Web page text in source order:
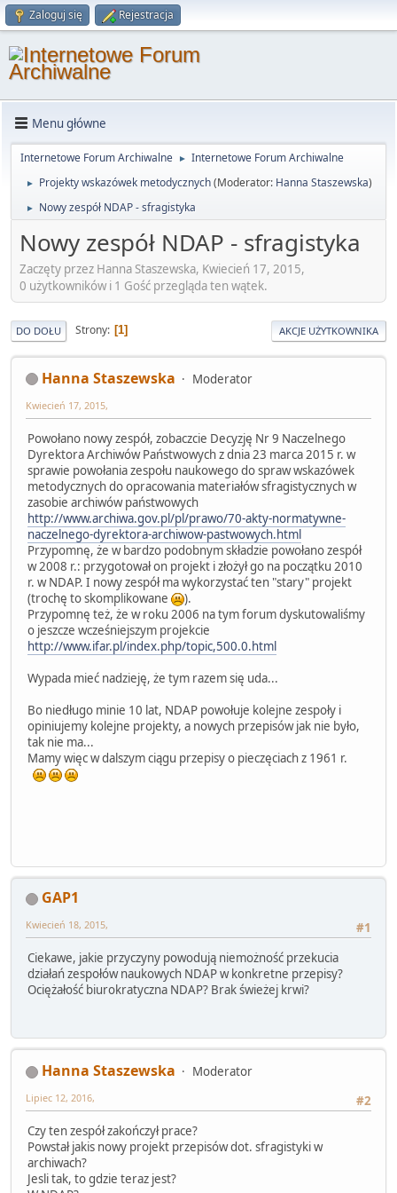
Zaloguj się Rejestracja
Menu główne
Internetowe Forum Archiwalne ► Internetowe Forum Archiwalne
► Projekty wskazówek metodycznych(Moderator: Hanna Staszewska)
► Nowy zespół NDAP - sfragistyka
Nowy zespół NDAP - sfragistyka
Zaczęty przez Hanna Staszewska, Kwiecień 17, 2015,
0 użytkowników i 1 Gość przegląda ten wątek.
DO DOŁU Strony 1 AKCJE UŻYTKOWNIKA
Hanna Staszewska Moderator
Kwiecień 17, 2015,
Powołano nowy zespół, zobaczcie Decyzję Nr 9 Naczelnego
Dyrektora Archiwów Państwowych z dnia 23 marca 2015 r. w
sprawie powołania zespołu naukowego do spraw wskazówek
metodycznych do opracowania materiałów sfragistycznych w
zasobie archiwów państwowych
http://www.archiwa.gov.pl/pl/prawo/70-akty-normatywne-
naczelnego-dyrektora-archiwow-pastwowych.html
Przypomnę, że w bardzo podobnym składzie powołano zespół
w 2008 r.: przygotował on projekt i złożył go na początku 2010
r. w NDAP. I nowy zespół ma wykorzystać ten "stary" projekt
(trochę to skomplikowane
).
Przypomnę też, że w roku 2006 na tym forum dyskutowaliśmy
o jeszcze wcześniejszym projekcie
http://www.ifar.pl/index.php/topic,500.0.html
Wypada mieć nadzieję, że tym razem się uda...
Bo niedługo minie 10 lat, NDAP powołuje kolejne zespoły i
opiniujemy kolejne projekty, a nowych przepisów jak nie było,
tak nie ma...
Mamy więc w dalszym ciągu przepisy o pieczęciach z 1961 r.
GAP1
#1
Kwiecień 18, 2015,
Ciekawe, jakie przyczyny powodują niemożność przekucia
działań zespołów naukowych NDAP w konkretne przepisy?
Ociężałość biurokratyczna NDAP? Brak świeżej krwi?
Hanna Staszewska
Moderator
#2
Lipiec 12, 2016,
Czy ten zespół zakończył prace?
Powstał jakis nowy projekt przepisów dot. sfragistyki w
archiwach?
Jesli tak, to gdzie teraz jest?